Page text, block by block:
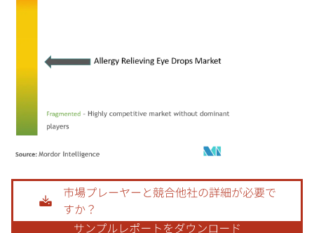
画像 © Mordor Intelligence。再利用にはCC BY 4.0の表示が必要です。